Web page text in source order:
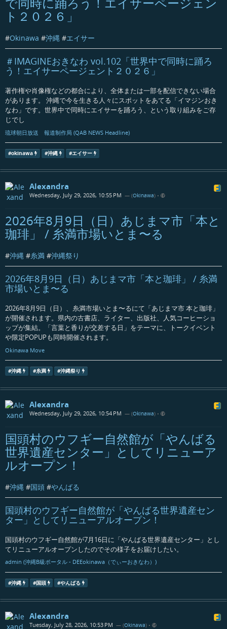
ト２０２６」
#Okinawa #沖縄 #エイサー
＃IMAGINEおきなわ vol.102「世界中で同時に踊ろ
う！エイサーページェント２０２６」
著作権や肖像権などの都合により、全体または一部を配信できない場合
があります。 沖縄で今を生きる人々にスポットをあてる「イマジンおき
なわ」です。世界中で同時にエイサーを踊ろう、という取り組みをご存
じでし
琉球朝日放送 報道制作局 (QAB NEWS Headline)
#okinawa #沖縄 #エイサー
Alexandra
Wednesday, July 29, 2026, 10:55 PM — (Okinawa) •
2026年8月9日（日）あじまマ市「本と
珈琲」 / 糸満市場いとま〜る
#沖縄 #糸満 #沖縄祭り
2026年8月9日（日）あじまマ市「本と珈琲」 / 糸満
市場いとま〜る
2026年8月9日（日）、糸満市場いとま〜るにて「あじまマ市 本と珈琲」
が開催されます。県内の古書店、ライター、出版社、人気コーヒーショ
ップが集結。「言葉と香りが交差する日」をテーマに、トークイベント
や限定POPUPも同時開催されます。
Okinawa Move
#沖縄 #糸満 #沖縄祭り
Alexandra
Wednesday, July 29, 2026, 10:54 PM — (Okinawa) •
国頭村のウフギー自然館が「やんばる
世界遺産センター」としてリニューア
ルオープン！
#沖縄 #国頭 #やんばる
国頭村のウフギー自然館が「やんばる世界遺産セン
ター」としてリニューアルオープン！
国頭村のウフギー自然館が7月16日に「やんばる世界遺産センター」とし
てリニューアルオープンしたのでその様子をお届けしたい。
admin (沖縄B級ポータル - DEEokinawa（でぃーおきなわ）)
#沖縄 #国頭 #やんばる
Alexandra
Tuesday, July 28, 2026, 10:53 PM — (Okinawa) •